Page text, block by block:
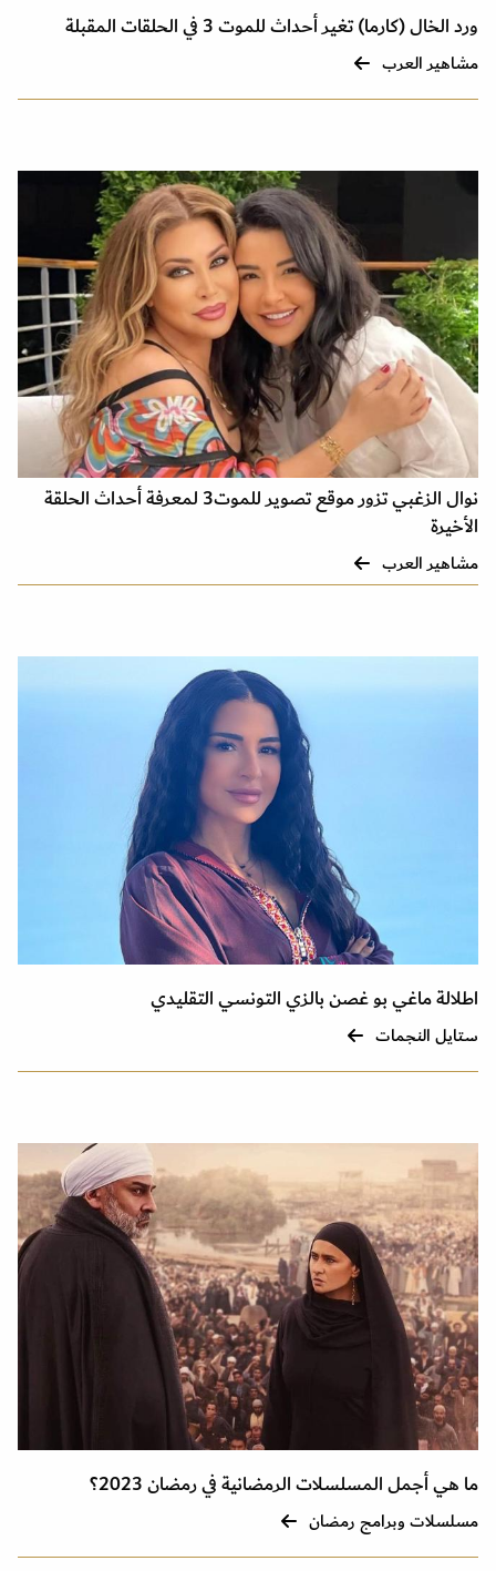
ورد الخال (كارما) تغير أحداث للموت 3 في الحلقات المقبلة
مشاهير العرب
نوال الزغبي تزور موقع تصوير للموت3 لمعرفة أحداث الحلقة
الأخيرة
مشاهير العرب
اطلالة ماغي بو غصن بالزي التونسي التقليدي
ستايل النجمات
ما هي أجمل المسلسلات الرمضانية في رمضان 2023؟
مسلسلات وبرامج رمضان